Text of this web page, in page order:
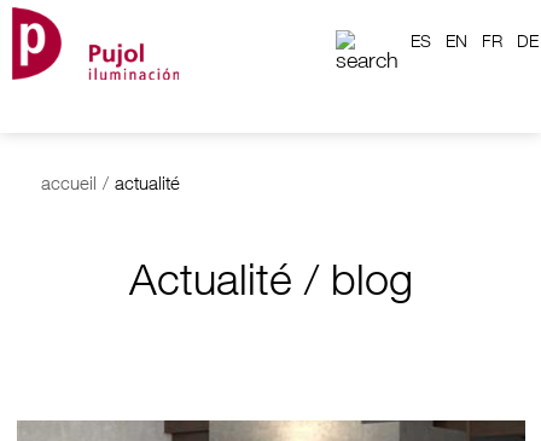
ES EN FR DE
accueil / actualité
Actualité / blog